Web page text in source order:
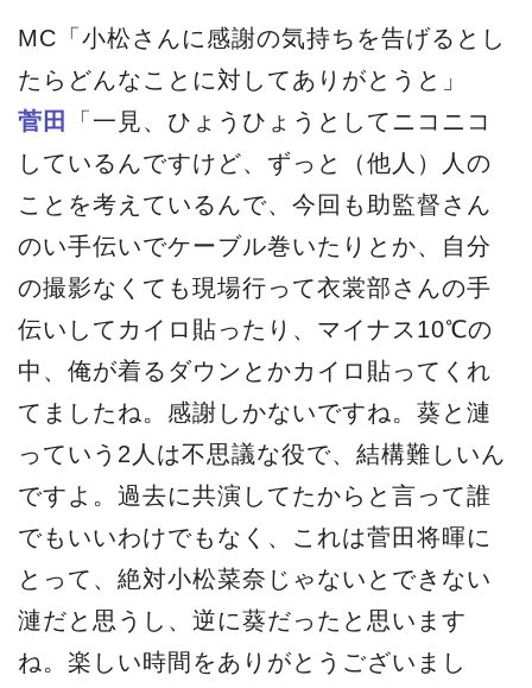
MC「小松さんに感謝の気持ちを告げるとし
たらどんなことに対してありがとうと」
菅田
「一見、ひょうひょうとしてニコニコ
しているんですけど、ずっと（他人）人の
ことを考えているんで、今回も助監督さん
のい手伝いでケーブル巻いたりとか、自分
の撮影なくても現場行って衣裳部さんの手
伝いしてカイロ貼ったり、マイナス10℃の
中、俺が着るダウンとかカイロ貼ってくれ
てましたね。感謝しかないですね。葵と漣
っていう2人は不思議な役で、結構難しいん
ですよ。過去に共演してたからと言って誰
でもいいわけでもなく、これは菅田将暉に
とって、絶対小松菜奈じゃないとできない
漣だと思うし、逆に葵だったと思います
ね。楽しい時間をありがとうございまし